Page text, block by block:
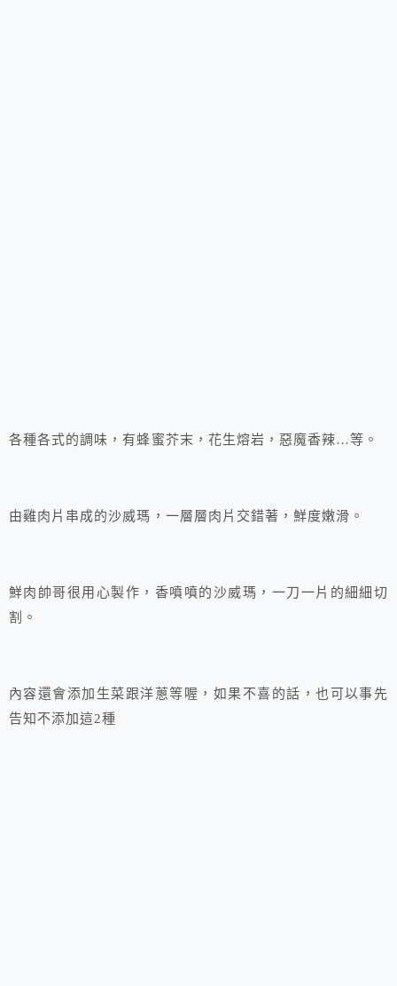
各種各式的調味，有蜂蜜芥末，花生熔岩，惡魔香辣…等。
由雞肉片串成的沙威瑪，一層層肉片交錯著，鮮度嫩滑。
鮮肉帥哥很用心製作，香噴噴的沙威瑪，一刀一片的細細切
割。
內容還會添加生菜跟洋蔥等喔，如果不喜的話，也可以事先
告知不添加這2種